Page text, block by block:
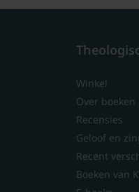
Winkel
Over boeken
Recensies
Geloof en
Recent
Boeken van